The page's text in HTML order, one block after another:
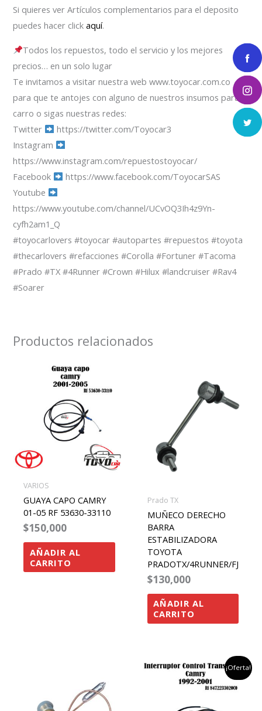
Si quieres ver Artículos complementarios para el deposito
puedes hacer clickaquí.
Todos los repuestos, todo el servicio y los mejores
precios… en un solo lugar
Te invitamos a visitar nuestra web www.toyocar.com.co
para que te antojes con alguno de nuestros insumos para el
carro o sigas nuestras redes:
Twitter
https://twitter.com/Toyocar3
Instagram
https://www.instagram.com/repuestostoyocar/
Facebook
https://www.facebook.com/ToyocarSAS
Youtube
https://www.youtube.com/channel/UCvOQ3Ih4z9Yn-
cyfh2am1_Q
#toyocarlovers #toyocar #autopartes #repuestos #toyota
#thecarlovers #refacciones #Corolla #Fortuner #Tacoma
#Prado #TX #4Runner #Crown #Hilux #landcruiser #Rav4
#Soarer
Productos relacionados
VARIOS
GUAYA CAPO CAMRY
01-05 RF 53630-33110
$150,000
AÑADIR AL
CARRITO
Prado TX
MUÑECO DERECHO
BARRA
ESTABILIZADORA
TOYOTA
PRADOTX/4RUNNER/FJ
$130,000
AÑADIR AL
CARRITO
¡Oferta!
el
precio
original
era:
$200,000.
el
es: